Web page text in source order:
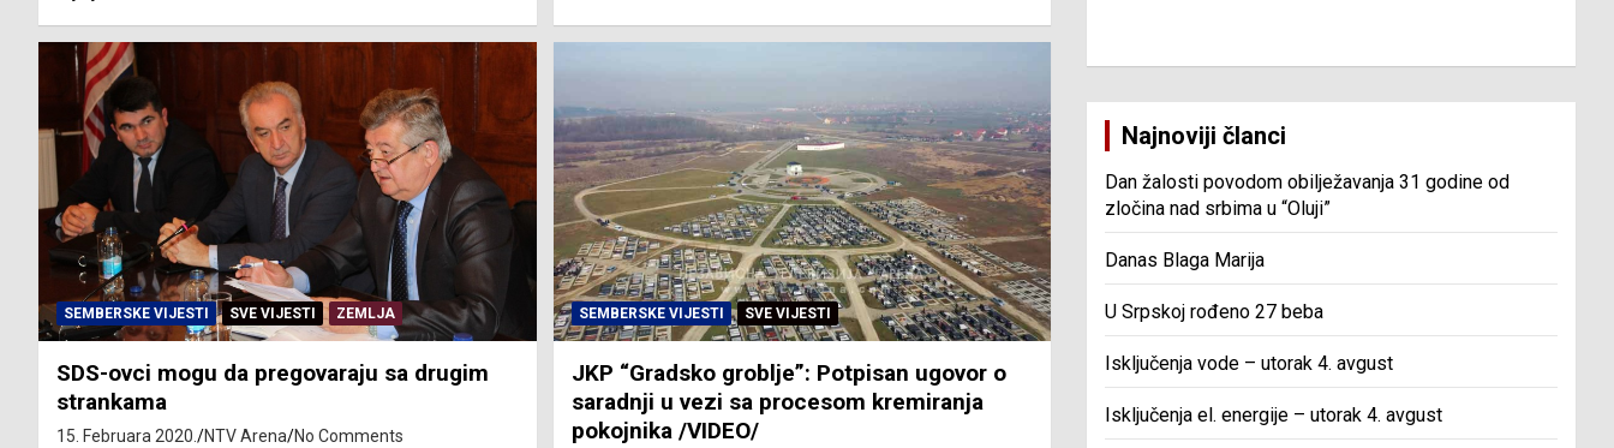
SEMBERSKE VIJESTI SVE VIJESTI ZEMLJA
SDS-ovci mogu da pregovaraju sa drugim
strankama
15. Februara 2020. NTV Arena No Comments
SEMBERSKE VIJESTI SVE VIJESTI
JKP “Gradsko groblje”: Potpisan ugovor o
saradnji u vezi sa procesom kremiranja
pokojnika /VIDEO/
Najnoviji članci
Dan žalosti povodom obilježavanja 31 godine od
zločina nad srbima u “Oluji”
Danas Blaga Marija
U Srpskoj rođeno 27 beba
Isključenja vode – utorak 4. avgust
Isključenja el. energije – utorak 4. avgust